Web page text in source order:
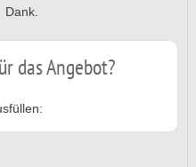
Dank.
das Angebot?